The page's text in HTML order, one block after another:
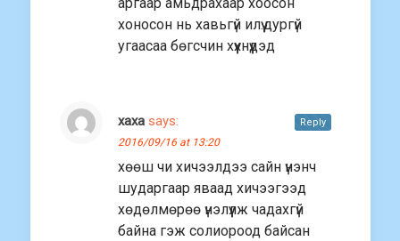
хоносон нь хавьгүй илүү.дургүй
угаасаа бөгсчин хүүхнүүдэд
хаха says:
2016/09/16 at 13:20
хөөш чи хичээлдээ сайн үнэнч
шударгаар яваад хичээгээд
хөдөлмөрөө үнэлүүлж чадахгүй
байна гэж солиороод байсан
Reply